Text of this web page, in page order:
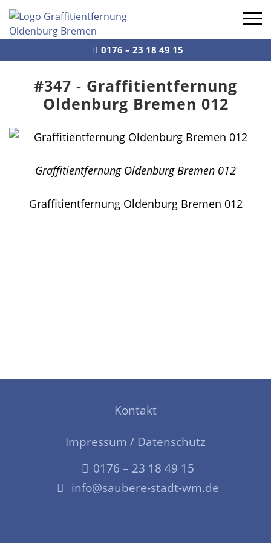
Leistungen
Profil
0176 – 23 18 49 15
#347 - Graffitientfernung
Oldenburg Bremen 012
Graffitientfernung Oldenburg Bremen 012
Graffitientfernung Oldenburg Bremen 012
Kontakt
Impressum / Datenschutz
0176 – 23 18 49 15
info@saubere-stadt-wm.de